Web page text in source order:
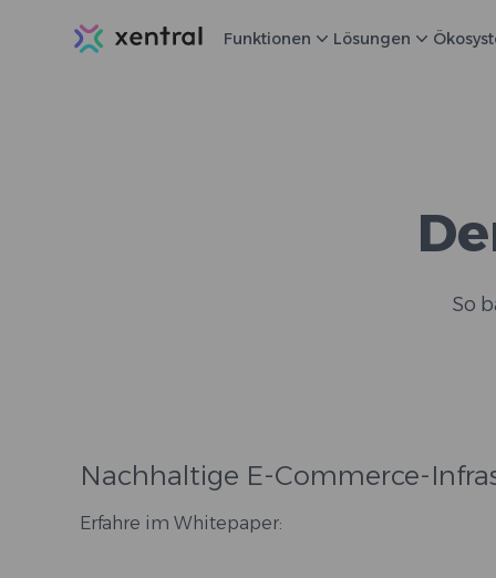
Xentral Funktionen Lösungen
So
Nachhaltige E-Commerce-
Erfahre im Whitepaper: